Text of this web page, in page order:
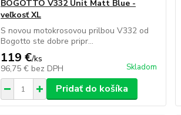
BOGOTTO V332 Unit Matt Blue -
veľkosť XL
S novou motokrosovou prilbou V332 od
Bogotto ste dobre pripr...
119 €/ks
96,75 € bez DPH Skladom
Pridať do košíka